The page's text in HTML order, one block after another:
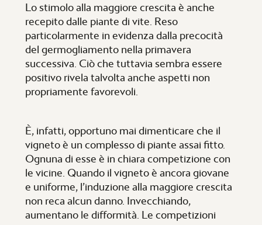
Lo stimolo alla maggiore crescita è anche
recepito dalle piante di vite. Reso
particolarmente in evidenza dalla precocità
del germogliamento nella primavera
successiva. Ciò che tuttavia sembra essere
positivo rivela talvolta anche aspetti non
propriamente favorevoli.
È, infatti, opportuno mai dimenticare che il
vigneto è un complesso di piante assai fitto.
Ognuna di esse è in chiara competizione con
le vicine. Quando il vigneto è ancora giovane
e uniforme, l’induzione alla maggiore crescita
non reca alcun danno. Invecchiando,
aumentano le difformità. Le competizioni